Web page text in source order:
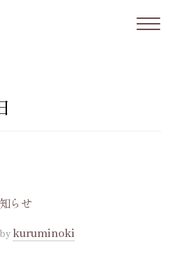
らせ
by kuruminoki